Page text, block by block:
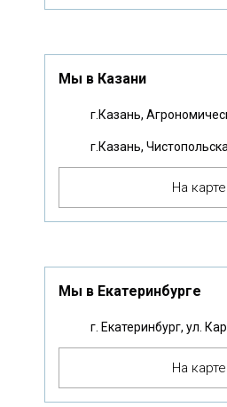
Мы в Казани
г.Казань,
г.Казань,
На карте
Мы в Екатеринбурге
г. Екатеринбург, ул.
На карте